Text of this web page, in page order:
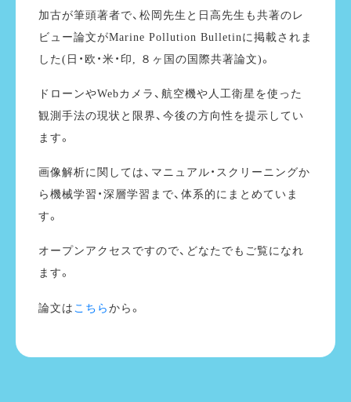
加古が筆頭著者で、松岡先生と日高先生も共著のレ
ビュー論文がMarine Pollution Bulletinに掲載されま
した(日・欧・米・印, ８ヶ国の国際共著論文)。
ドローンやWebカメラ、航空機や人工衛星を使った
観測手法の現状と限界、今後の方向性を提示してい
ます。
画像解析に関しては、マニュアル・スクリーニングか
ら機械学習・深層学習まで、体系的にまとめていま
す。
オープンアクセスですので、どなたでもご覧になれ
ます。
論文は こちら から。